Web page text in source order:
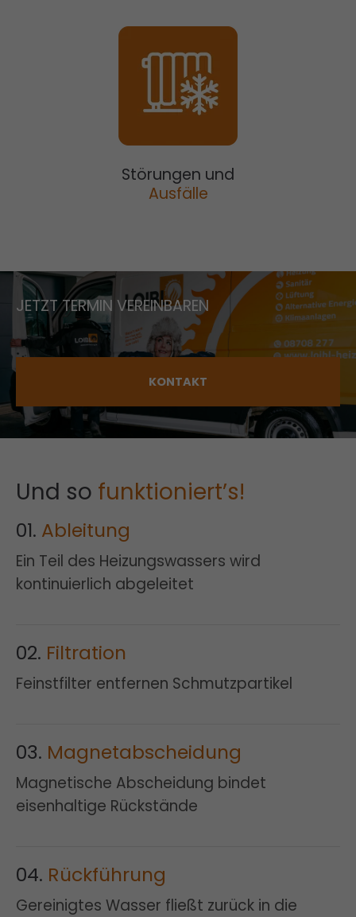
Störungen und
Ausfälle
JETZT TERMIN VEREINBAREN
KONTAKT
Und so funktioniert’s!
01. Ableitung
Ein Teil des Heizungswassers wird
kontinuierlich abgeleitet
02. Filtration
Feinstfilter entfernen Schmutzpartikel
03. Magnetabscheidung
Magnetische Abscheidung bindet
eisenhaltige Rückstände
04. Rückführung
Gereinigtes Wasser fließt zurück in die